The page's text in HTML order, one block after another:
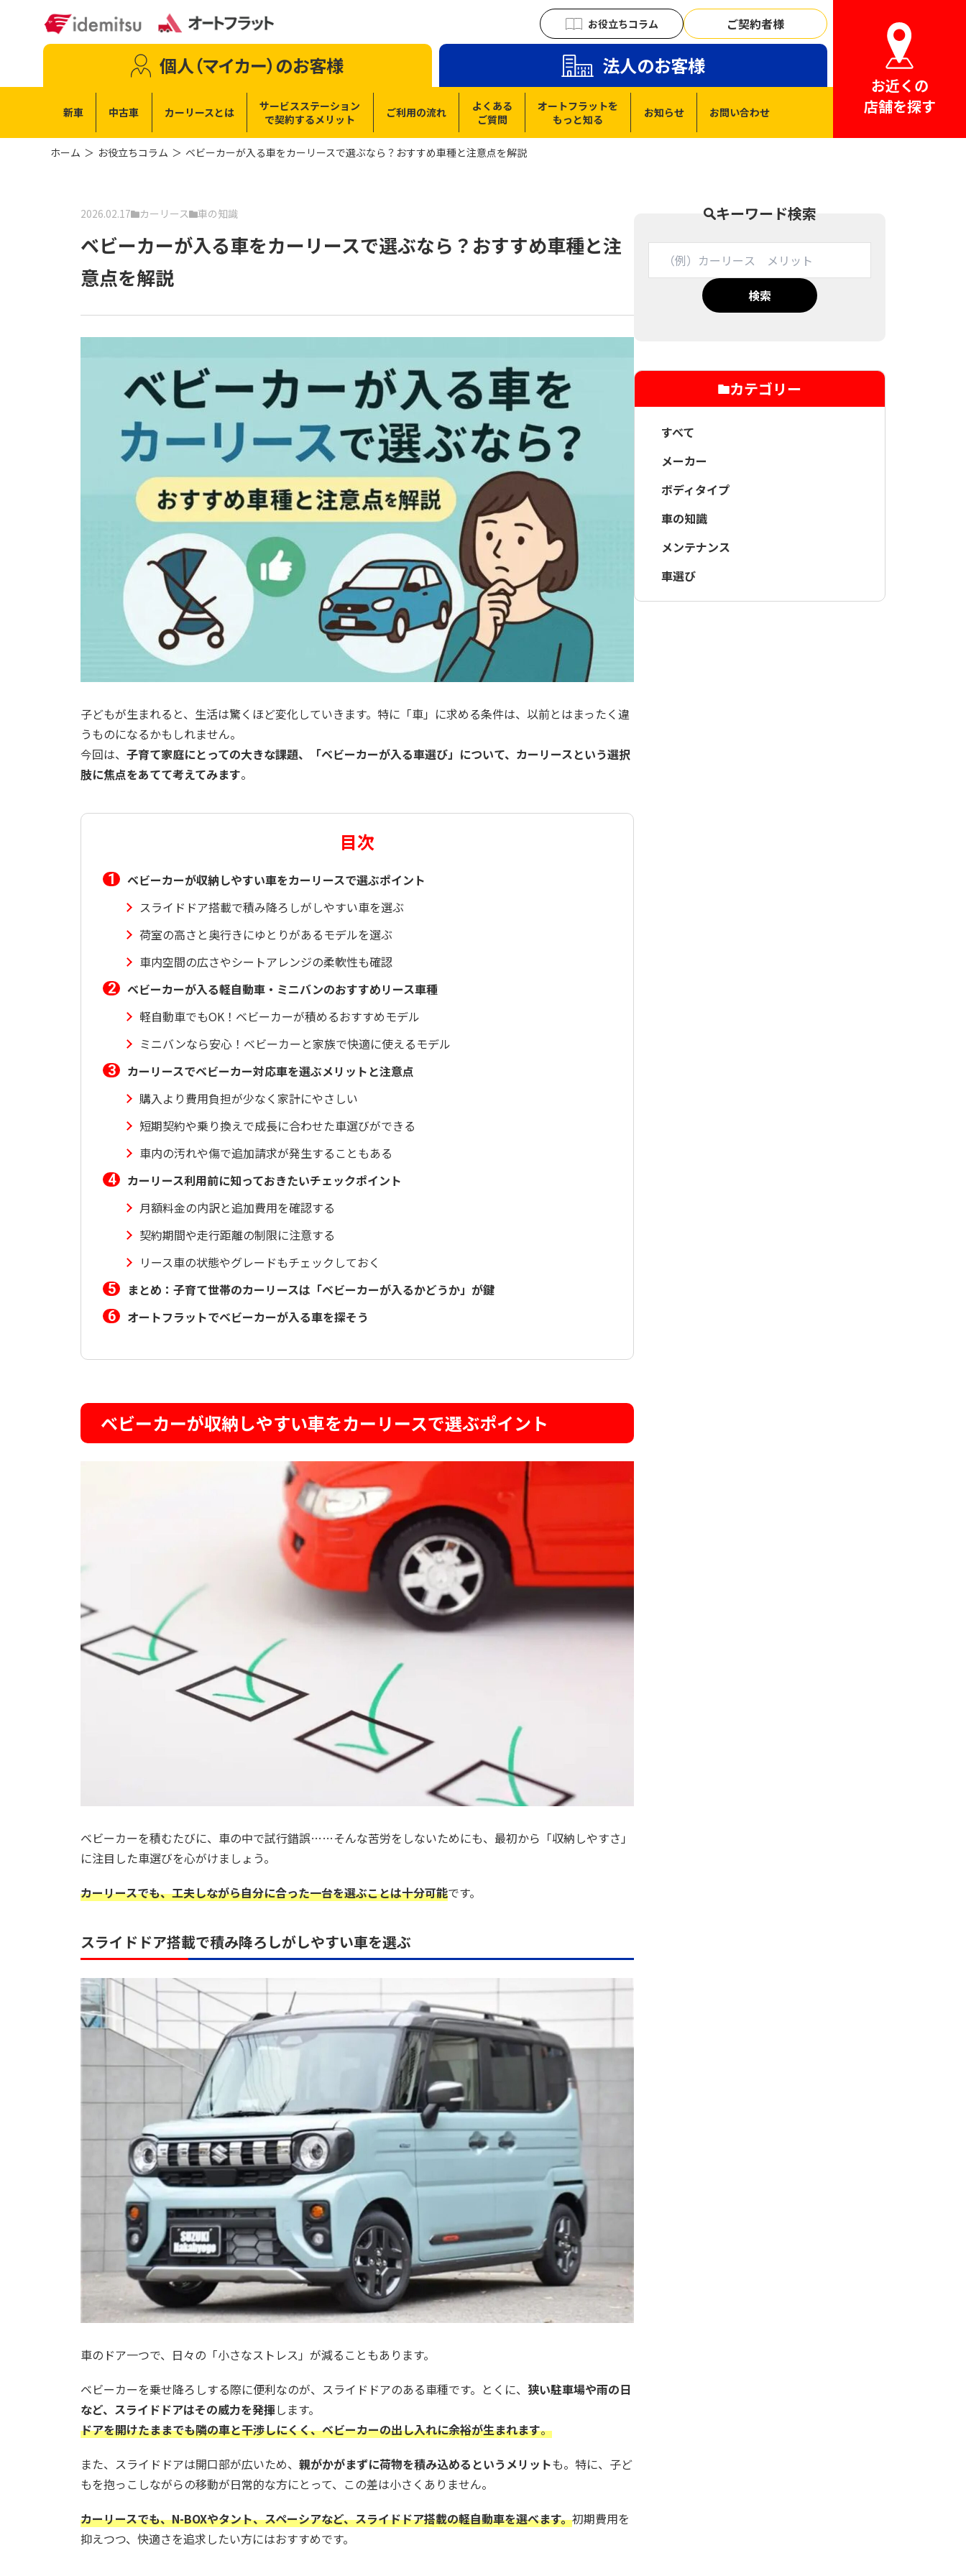
お役立ちコラム ご契約者様
個人（マイカー） のお客様 法人のお客様
新車 中古車 カーリースとは
サービスステーション
で契約するメリット ご利用の流れ
よくある
ご質問
オートフラットを
もっと知る
お知らせ お問い合わせ
お近くの
店舗を探す
ホーム お役立ちコラム ベビーカーが入る車をカーリースで選ぶなら？おすすめ車種と注意点を解説
2026.02.17 カーリース 車の知識
ベビーカーが入る車をカーリースで選ぶなら？おすすめ車種と注
意点を解説
子どもが生まれると、生活は驚くほど変化していきます。特に「車」に求める条件は、以前とはまったく違
うものになるかもしれません。
今回は、 子育て家庭にとっての大きな課題、「ベビーカーが入る車選び」について、カーリースという選択
肢に焦点をあてて考えてみます。
目次
ベビーカーが収納しやすい車をカーリースで選ぶポイント
スライドドア搭載で積み降ろしがしやすい車を選ぶ
荷室の高さと奥行きにゆとりがあるモデルを選ぶ
車内空間の広さやシートアレンジの柔軟性も確認
ベビーカーが入る軽自動車・ミニバンのおすすめリース車種
軽自動車でもOK！ベビーカーが積めるおすすめモデル
ミニバンなら安心！ベビーカーと家族で快適に使えるモデル
カーリースでベビーカー対応車を選ぶメリットと注意点
購入より費用負担が少なく家計にやさしい
短期契約や乗り換えで成長に合わせた車選びができる
車内の汚れや傷で追加請求が発生することもある
カーリース利用前に知っておきたいチェックポイント
月額料金の内訳と追加費用を確認する
契約期間や走行距離の制限に注意する
リース車の状態やグレードもチェックしておく
まとめ：子育て世帯のカーリースは「ベビーカーが入るかどうか」が鍵
オートフラットでベビーカーが入る車を探そう
ベビーカーが収納しやすい車をカーリースで選ぶポイント
ベビーカーを積むたびに、車の中で試行錯誤……そんな苦労をしないためにも、最初から「収納しやすさ」
に注目した車選びを心がけましょう。
カーリースでも、工夫しながら自分に合った一台を選ぶことは十分可能です。
スライドドア搭載で積み降ろしがしやすい車を選ぶ
車のドア一つで、日々の「小さなストレス」が減ることもあります。
ベビーカーを乗せ降ろしする際に便利なのが、スライドドアのある車種です。とくに、 狭い駐車場や雨の日
など、スライドドアはその威力を発揮します。
ドアを開けたままでも隣の車と干渉しにくく、ベビーカーの出し入れに余裕が生まれます。
また、スライドドアは開口部が広いため、 親がかがまずに荷物を積み込めるというメリットも。特に、子ど
もを抱っこしながらの移動が日常的な方にとって、この差は小さくありません。
カーリースでも、N-BOXやタント、スペーシアなど、スライドドア搭載の軽自動車を選べます。初期費用を
抑えつつ、快適さを追求したい方にはおすすめです。
キーワード検索
検索
カテゴリー
すべて
メーカー
ボディタイプ
車の知識
メンテナンス
車選び